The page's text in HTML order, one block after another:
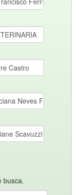
busca.